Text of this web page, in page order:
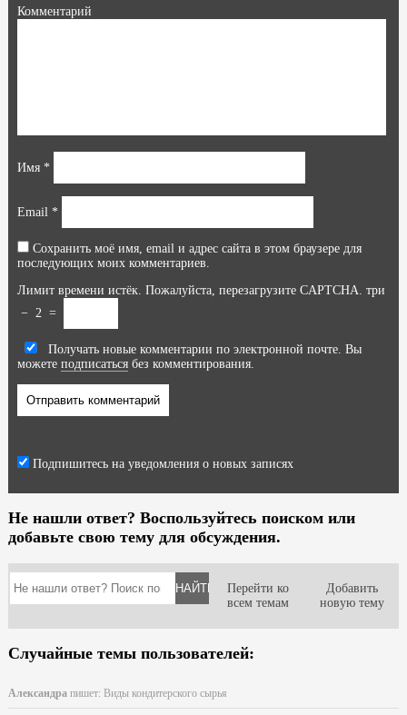
Комментарий
Имя *
Email *
Сохранить моё имя, email и адрес сайта в этом браузере для
последующих моих комментариев.
Лимит времени истёк. Пожалуйста, перезагрузите CAPTCHA. три
− 2 =
Получать новые комментарии по электронной почте. Вы
можете подписатьсябез комментирования.
Подпишитесь на уведомления о новых записях
Не нашли ответ? Воспользуйтесь поиском или
добавьте свою тему для обсуждения.
Добавить
новую тему
Перейти ко
всем темам
Случайные темы пользователей:
Александрапишет: Виды кондитерского сырья